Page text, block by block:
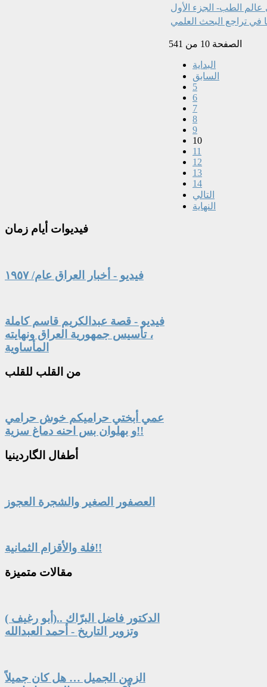
عالم الطب- الجزء الأول
في تراجع البحث العلمي
الصفحة 10 من 541
البداية
السابق
5
6
7
8
9
10
11
12
13
14
التالي
النهاية
فيديوات أيام زمان
فيديو - أخبار العراق عام/ ١٩٥٧
فيديو - قصة عبدالكريم قاسم كاملة
، تأسيس جمهورية العراق ونهايته
المأساوية
من القلب للقلب
عمي أبختي حراميكم خوش حرامي
و بهلوان بس احنه دماغ سزية!!
أطفال الگاردينيا
العصفور الصغير والشجرة العجوز
فلة والأقزام الثمانية!!
مقالات متميزة
الدكتور فاضل البرّاك ..(أبو رغيف )
وتزوير التاريخ - أحمد العبدالله
الزمن الجميل … هل كان جميلاً